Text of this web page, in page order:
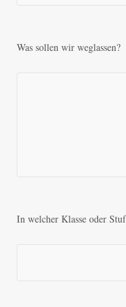
Was sollen wir weglassen?
In welcher Klasse oder